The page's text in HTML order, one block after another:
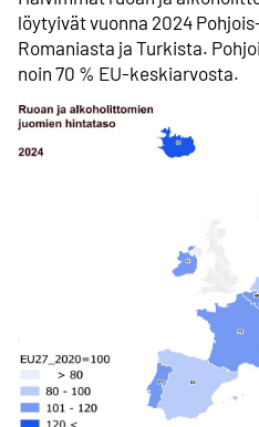
löytyivät vuonna 2024
Romaniasta ja Turkista.
noin 70 % EU-keskiarvosta.